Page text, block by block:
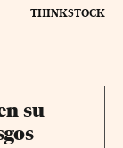
THINKSTOCK
su